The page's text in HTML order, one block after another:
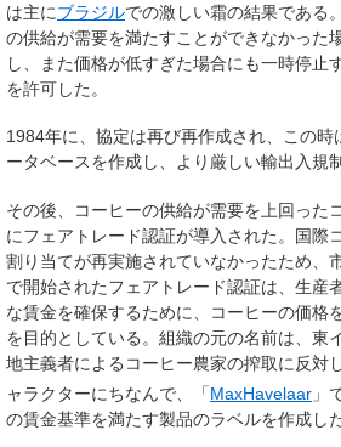
は主にブラジルでの激しい霜の結果である
の供給が需要を満たすことができなかった
し、また価格が低すぎた場合にも一時停止
を許可した。
1984年に、協定は再び再作成され、この
ータベースを作成し、より厳しい輸出入規
その後、コーヒーの供給が需要を上回った
にフェアトレード認証が導入された。国際
割り当てが再実施されていなかったため、
で開始されたフェアトレード認証は、生産
な賃金を確保するために、コーヒーの価格
を目的としている。組織の元の名前は、東
地主義者によるコーヒー農家の搾取に反対
ャラクターにちなんで、「MaxHavelaar 」
の賃金基準を満たす製品のラベルを作成した